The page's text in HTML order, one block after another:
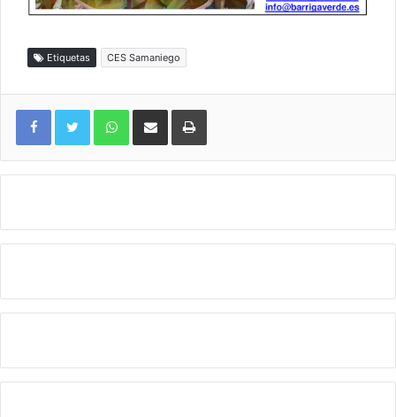
Etiquetas CES Samaniego
WhatsAppCompartir por correo electrónicoImprimir